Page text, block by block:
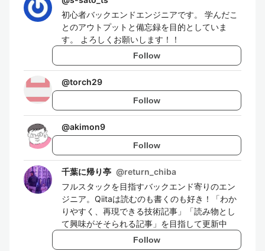
初心者バックエンドエンジニアです。 学んだこ
とのアウトプットと備忘録を目的としていま
す。 よろしくお願いします！！
Follow
@torch29
Follow
@akimon9
Follow
千葉に帰り亭 @return_chiba
フルスタックを目指すバックエンド寄りのエン
ジニア。Qiitaは読むのも書くのも好き！「わか
りやすく、再現できる技術記事」「読み物とし
て興味がそそられる記事」を目指して更新中
Follow